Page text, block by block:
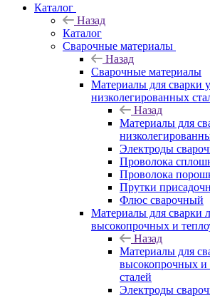
Каталог
Назад
Каталог
Сварочные материалы
Назад
Сварочные материалы
Материалы для сварки
низколегированных
Назад
Материалы для
Электроды
Проволока
Проволока
Прутки
Флюс сварочный
Материалы для сварки
высокопрочных и
Назад
Материалы для
высокопрочных и
сталей
Электроды